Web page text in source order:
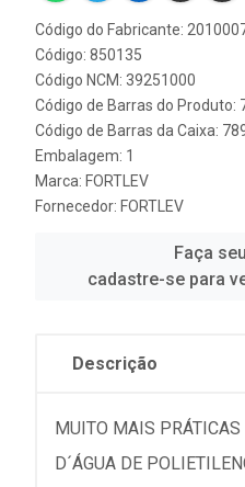
Código do Fabricante:
Código: 850135
Código NCM: 39251000
Código de Barras do Produto:
Código de Barras da Caixa:
Embalagem: 1
Marca: FORTLEV
Fornecedor: FORTLEV
Faça
cadastre-se para
Descrição
MUITO MAIS PRÁTICAS
D´ÁGUA DE